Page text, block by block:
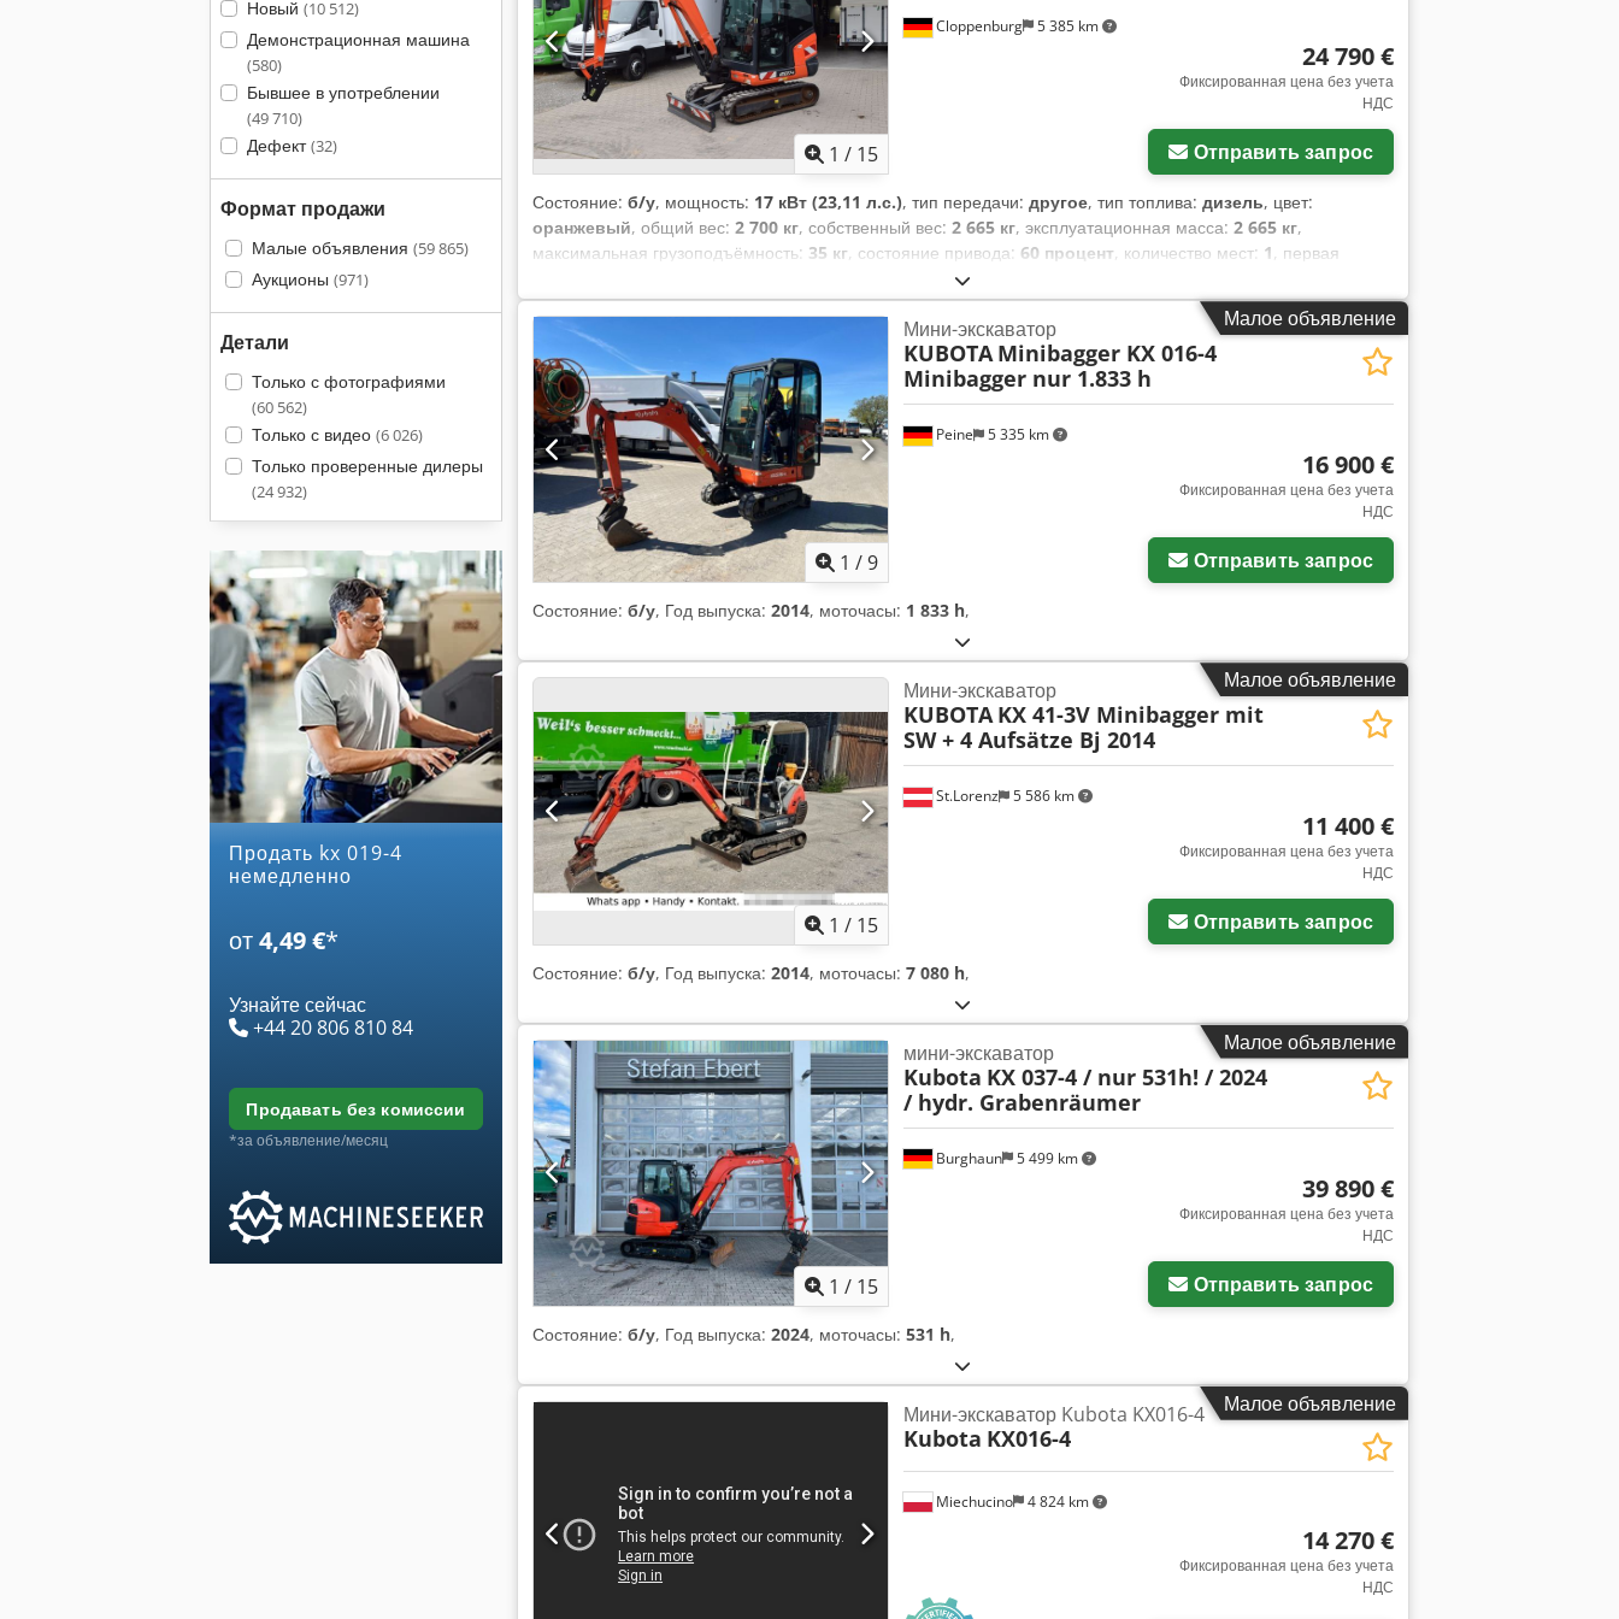
Новый (10 512)
Демонстрационная машина
(580)
Бывшее в употреблении
(49 710)
Дефект(32)
Формат продажи
Малые объявления (59 865)
Аукционы (971)
Детали
Только с фотографиями
(60 562)
Только с видео (6 026)
Только проверенные дилеры
(24 932)
Продать kx 019-4
немедленно
от4,49 €*
Узнайте сейчас
+44 20 806 810 84
продавать без комиссии
*за объявление/месяц
1 / 15
Cloppenburg 5 385 km
24 790 €
Фиксированная цена без учета
НДС
Отправить запрос
Состояние: б/у, мощность: 17 кВт (23,11 л.с.), тип передачи: другое, тип топлива: дизель, цвет:
оранжевый, общий вес: 2 700 кг, собственный вес: 2 665 кг, эксплуатационная масса: 2 665 кг,
максимальная грузоподъёмность: 35 кг, состояние привода: 60 процент, количество мест: 1, первая
, подвеска:
кабина водителя:другое, топливо:дизель, Оборудование:дополнительные фары, резиновые
гусеницы, система иммобилайзера
Малое объявление
1 /9
Peine 5 335 km
Мини-экскаватор
KUBOTA Minibagger KX 016-4
Minibagger nur 1.833 h
16 900 €
Фиксированная цена без учета
НДС
Отправить запрос
Состояние: б/у, Год выпуска: 2014, моточасы: 1 833 h,
Малое объявление
1 / 15
St.Lorenz 5 586 km
Мини-экскаватор
KUBOTA KX 41-3V Minibagger mit
SW + 4 Aufsätze Bj 2014
11 400 €
Фиксированная цена без учета
НДС
Отправить запрос
Состояние: б/у, Год выпуска: 2014, моточасы: 7 080 h,
Малое объявление
1 / 15
Burghaun 5 499 km
мини-экскаватор
Kubota KX 037-4 / nur 531h! / 2024
/ hydr. Grabenräumer
39 890 €
Фиксированная цена без учета
НДС
Отправить запрос
Состояние: б/у, Год выпуска: 2024, моточасы: 531 h,
Малое объявление
Miechucino 4 824 km
Мини-экскаватор Kubota KX016-4
Kubota KX016-4
14 270 €
Фиксированная цена без учета
НДС